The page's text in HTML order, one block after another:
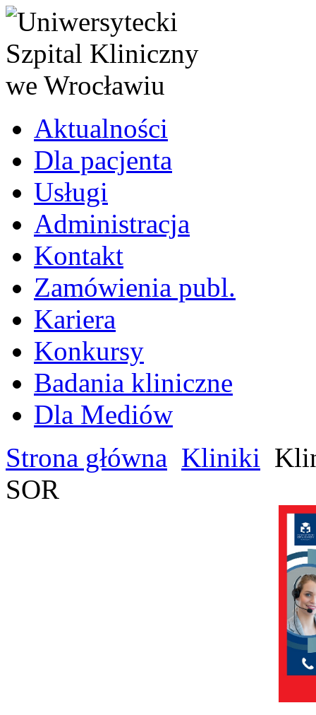
Aktualności
Dla pacjenta
Usługi
Administracja
Kontakt
Zamówienia publ.
Kariera
Konkursy
Badania kliniczne
Dla Mediów
Strona główna Kliniki
SOR